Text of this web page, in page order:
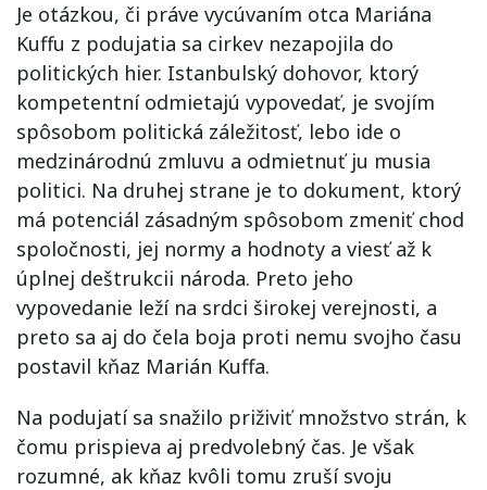
Je otázkou, či práve vycúvaním otca Mariána
Kuffu z podujatia sa cirkev nezapojila do
politických hier. Istanbulský dohovor, ktorý
kompetentní odmietajú vypovedať, je svojím
spôsobom politická záležitosť, lebo ide o
medzinárodnú zmluvu a odmietnuť ju musia
politici. Na druhej strane je to dokument, ktorý
má potenciál zásadným spôsobom zmeniť chod
spoločnosti, jej normy a hodnoty a viesť až k
úplnej deštrukcii národa. Preto jeho
vypovedanie leží na srdci širokej verejnosti, a
preto sa aj do čela boja proti nemu svojho času
postavil kňaz Marián Kuffa.
Na podujatí sa snažilo priživiť množstvo strán, k
čomu prispieva aj predvolebný čas. Je však
rozumné, ak kňaz kvôli tomu zruší svoju